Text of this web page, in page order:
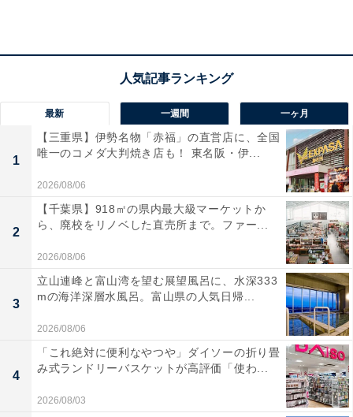
ロジクールのトラックボールマウス「M575SPd」
●編集部メンバーのコメント
「親指トラックボールの決定版。マウス由来の肩こりに
お悩みのあなた、新世界へようこそ」
マウス本体を動かす必要がなく、親指でボールを転がす
だけの操作なので、狭いデスクでも効率よく作業でき、
手首の負担も大幅に軽減。実際に編集部メンバーも、作
業の効率がアップしたといいます。また、
クリック音が
で、夜間の在宅ワークや図書館など静かな場
所でも安心して使用可能です。
しており、
Windows／Mac／iPad／Chrome OSなど幅広いOSで使
最新 一週間 一ヶ月
1
【三重県】伊勢名物「赤福」の直営店に、全国
唯一のコメダ大判焼き店も！ 東名阪・伊...
2026/08/06
2
【千葉県】918㎡の県内最大級マーケットか
ら、廃校をリノベした直売所まで。ファー...
2026/08/06
3
立山連峰と富山湾を望む展望風呂に、水深333
mの海洋深層水風呂。富山県の人気日帰...
2026/08/06
4
「これ絶対に便利なやつや」ダイソーの折り畳
み式ランドリーバスケットが高評価「使わ...
2026/08/03